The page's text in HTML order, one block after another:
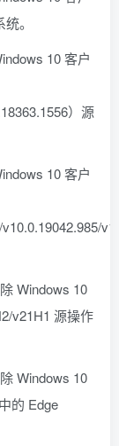
。
10 客户
）源
10 客户
Windows 10
v21H1 源操作
Windows 10
的 Edge